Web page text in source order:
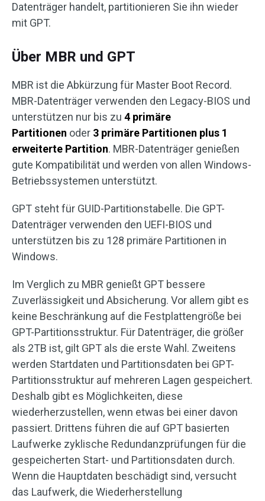
Datenträger handelt, partitionieren Sie ihn wieder
mit GPT.
Über MBR und GPT
MBR ist die Abkürzung für Master Boot Record.
MBR-Datenträger verwenden den Legacy-BIOS und
unterstützen nur bis zu 4 primäre
Partitionen oder 3 primäre Partitionen plus 1
erweiterte Partition. MBR-Datenträger genießen
gute Kompatibilität und werden von allen Windows-
Betriebssystemen unterstützt.
GPT steht für GUID-Partitionstabelle. Die GPT-
Datenträger verwenden den UEFI-BIOS und
unterstützen bis zu 128 primäre Partitionen in
Windows.
Im Verglich zu MBR genießt GPT bessere
Zuverlässigkeit und Absicherung. Vor allem gibt es
keine Beschränkung auf die Festplattengröße bei
GPT-Partitionsstruktur. Für Datenträger, die größer
als 2TB ist, gilt GPT als die erste Wahl. Zweitens
werden Startdaten und Partitionsdaten bei GPT-
Partitionsstruktur auf mehreren Lagen gespeichert.
Deshalb gibt es Möglichkeiten, diese
wiederherzustellen, wenn etwas bei einer davon
passiert. Drittens führen die auf GPT basierten
Laufwerke zyklische Redundanzprüfungen für die
gespeicherten Start- und Partitionsdaten durch.
Wenn die Hauptdaten beschädigt sind, versucht
das Laufwerk, die Wiederherstellung